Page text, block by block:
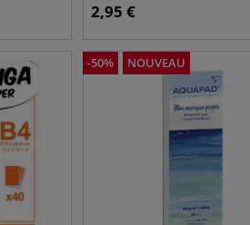
2,95 €
-50% NOUVEAU